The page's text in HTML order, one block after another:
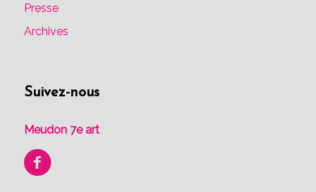
Presse
Archives
Suivez-nous
Meudon 7e art